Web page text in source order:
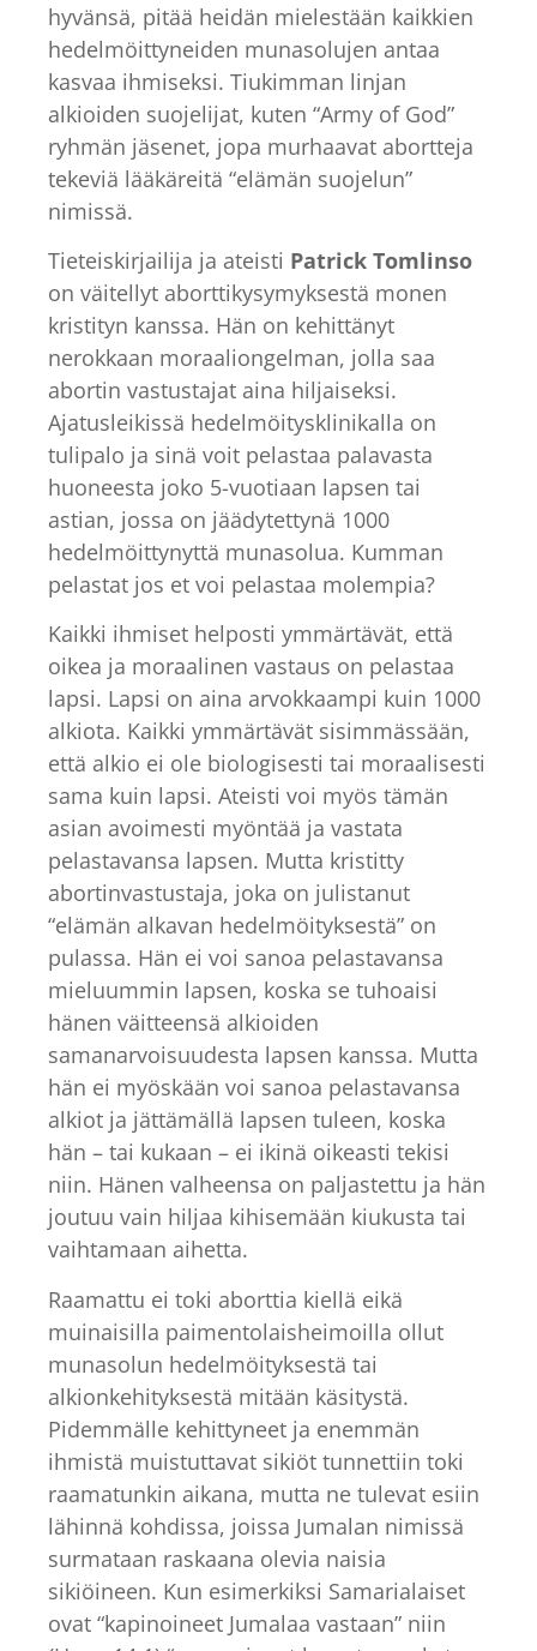
hyvänsä, pitää heidän mielestään kaikkien
hedelmöittyneiden munasolujen antaa
kasvaa ihmiseksi. Tiukimman linjan
alkioiden suojelijat, kuten “Army of God”
ryhmän jäsenet, jopa murhaavat abortteja
tekeviä lääkäreitä “elämän suojelun”
nimissä.
Tieteiskirjailija ja ateisti Patrick Tomlinso
on väitellyt aborttikysymyksestä monen
kristityn kanssa. Hän on kehittänyt
nerokkaan moraaliongelman, jolla saa
abortin vastustajat aina hiljaiseksi.
Ajatusleikissä hedelmöitysklinikalla on
tulipalo ja sinä voit pelastaa palavasta
huoneesta joko 5-vuotiaan lapsen tai
astian, jossa on jäädytettynä 1000
hedelmöittynyttä munasolua. Kumman
pelastat jos et voi pelastaa molempia?
Kaikki ihmiset helposti ymmärtävät, että
oikea ja moraalinen vastaus on pelastaa
lapsi. Lapsi on aina arvokkaampi kuin 1000
alkiota. Kaikki ymmärtävät sisimmässään,
että alkio ei ole biologisesti tai moraalisesti
sama kuin lapsi. Ateisti voi myös tämän
asian avoimesti myöntää ja vastata
pelastavansa lapsen. Mutta kristitty
abortinvastustaja, joka on julistanut
“elämän alkavan hedelmöityksestä” on
pulassa. Hän ei voi sanoa pelastavansa
mieluummin lapsen, koska se tuhoaisi
hänen väitteensä alkioiden
samanarvoisuudesta lapsen kanssa. Mutta
hän ei myöskään voi sanoa pelastavansa
alkiot ja jättämällä lapsen tuleen, koska
hän – tai kukaan – ei ikinä oikeasti tekisi
niin. Hänen valheensa on paljastettu ja hän
joutuu vain hiljaa kihisemään kiukusta tai
vaihtamaan aihetta.
Raamattu ei toki aborttia kiellä eikä
muinaisilla paimentolaisheimoilla ollut
munasolun hedelmöityksestä tai
alkionkehityksestä mitään käsitystä.
Pidemmälle kehittyneet ja enemmän
ihmistä muistuttavat sikiöt tunnettiin toki
raamatunkin aikana, mutta ne tulevat esiin
lähinnä kohdissa, joissa Jumalan nimissä
surmataan raskaana olevia naisia
sikiöineen. Kun esimerkiksi Samarialaiset
ovat “kapinoineet Jumalaa vastaan” niin